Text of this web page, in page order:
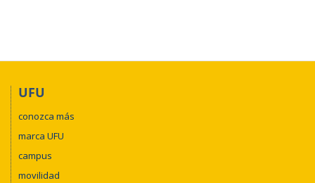
UFU
conozca más
marca UFU
campus
movilidad